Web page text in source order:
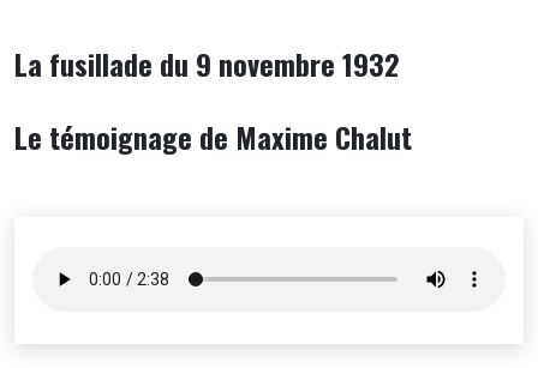
La fusillade du 9 novembre 1932
Le témoignage de Maxime Chalut